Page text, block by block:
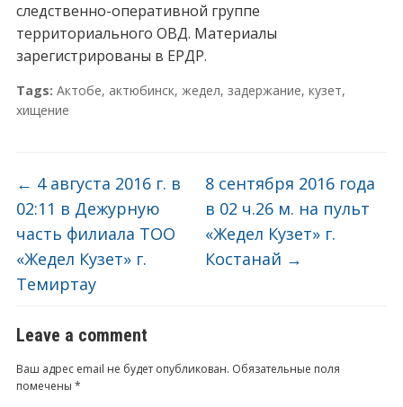
следственно-оперативной группе
территориального ОВД. Материалы
зарегистрированы в ЕРДР.
Tags: Актобе, актюбинск, жедел, задержание, кузет,
хищение
← 4 августа 2016 г. в
02:11 в Дежурную
часть филиала ТОО
«Жедел Кузет» г.
Темиртау
8 сентября 2016 года
в 02 ч.26 м. на пульт
«Жедел Кузет» г.
Костанай →
Leave a comment
Ваш адрес email не будет опубликован. Обязательные поля
помечены *